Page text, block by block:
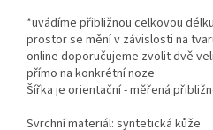
*uvádíme přibližnou celkovou
prostor se mění v závislosti na
online doporučujeme zvolit dvě
přímo na konkrétní noze
Šířka je orientační - měřená
Svrchní materiál: syntetická kůže